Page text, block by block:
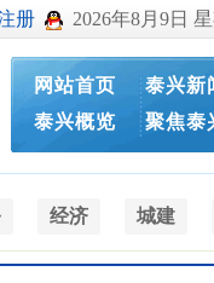
册 2026年8月9日
网站首页
泰兴概览
泰兴新
聚焦泰
经济 城建